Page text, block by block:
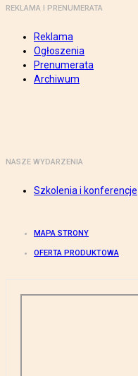
REKLAMA I PRENUMERATA
Reklama
Ogłoszenia
Prenumerata
Archiwum
NASZE WYDARZENIA
Szkolenia i konferencje
MAPA STRONY
OFERTA PRODUKTOWA